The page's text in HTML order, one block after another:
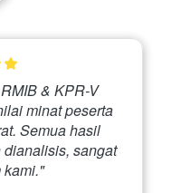
minat peserta
Semua hasil
sangat
kami."